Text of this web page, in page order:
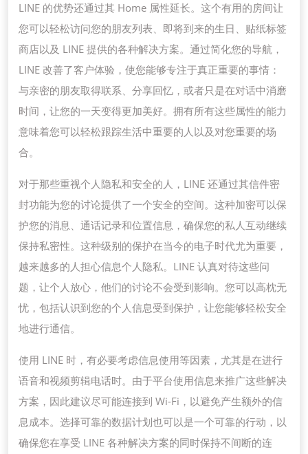
LINE 的优势还通过其 Home 属性延长。这个有用的房间让
您可以轻松访问您的朋友列表、即将到来的生日、贴纸标签
商店以及 LINE 提供的各种解决方案。通过简化您的导航，
LINE 改善了客户体验，使您能够专注于真正重要的事情：
与亲密的朋友取得联系、分享回忆，或者只是在对话中消磨
时间，让您的一天变得更加美好。拥有所有这些属性的能力
意味着您可以轻松跟踪生活中重要的人以及对您重要的场
合。
对于那些重视个人隐私和安全的人，LINE 还通过其信件密
封功能为您的讨论提供了一个安全的空间。这种加密可以保
护您的消息、通话记录和位置信息，确保您的私人互动继续
保持私密性。这种级别的保护在当今的电子时代尤为重要，
越来越多的人担心信息个人隐私。LINE 认真对待这些问
题，让个人放心，他们的讨论不会受到影响。您可以高枕无
忧，包括认识到您的个人信息受到保护，让您能够轻松安全
地进行通信。
使用 LINE 时，有必要考虑信息使用等因素，尤其是在进行
语音和视频剪辑电话时。由于平台使用信息来推广这些解决
方案，因此建议尽可能连接到 Wi-Fi，以避免产生额外的信
息成本。选择可靠的数据计划也可以是一个可靠的行动，以
确保您在享受 LINE 各种解决方案的同时保持不间断的连